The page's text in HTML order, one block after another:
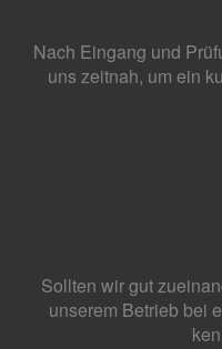
Nach Eingang und
uns zeitnah, um ein
Sollten wir gut
unserem Betrieb bei